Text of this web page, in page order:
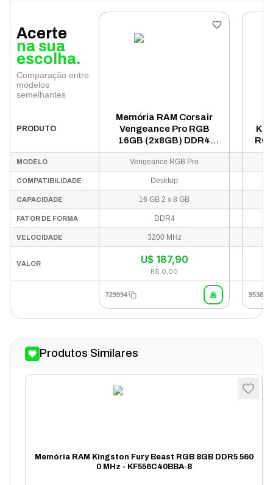
Acerte
na sua
escolha.
Comparação entre
modelos
semelhantes
PRODUTO
Memória RAM Corsair
Vengeance Pro RGB
16GB (2x8GB) DDR4
3200MHz -
CMW16GX4M2Z3200C16
MODELO Vengeance RGB Pro
COMPATIBILIDADE Desktop
CAPACIDADE 16 GB 2 x 8 GB
FATOR DE FORMA DDR4
VELOCIDADE 3200 MHz
VALOR U$ 187,90
R$ 0,00
729994 953887
Produtos Similares
Memória RAM Kingston Fury Beast RGB 8GB DDR5 560
0 MHz - KF556C40BBA-8